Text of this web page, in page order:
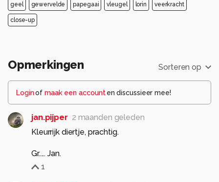
geel gewervelde papegaai vleugel lorin veerkracht
close-up
Opmerkingen Sorteren op
Loginof maak een account en discussieer mee!
jan.pijper 2 maanden geleden
Kleurrijk diertje, prachtig.
Gr..... Jan.
1